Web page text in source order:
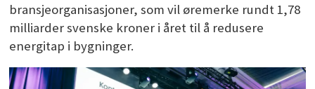
bransjeorganisasjoner, som vil øremerke rundt 1,78
milliarder svenske kroner i året til å redusere
energitap i bygninger.